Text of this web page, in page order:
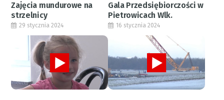
Zajęcia mundurowe na
strzelnicy
Gala Przedsiębiorczości w
Pietrowicach Wlk.
29 stycznia 2024 16 stycznia 2024